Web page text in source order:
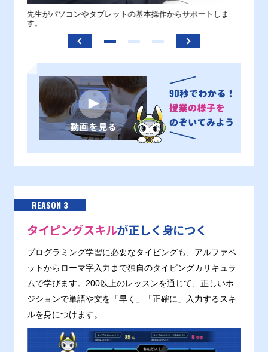
先生がパソコンやタブレットの基本操作からサポートしま
す。
REASON 3
タイピングスキルが正しく身につく
プログラミング学習に必要なタイピングも、アルファベ
ットからローマ字入力まで独自のタイピングカリキュラ
ムで学びます。200以上のレッスンを通じて、正しいポ
ジションで単語や文を「早く」「正確に」入力するスキ
ルを身につけます。